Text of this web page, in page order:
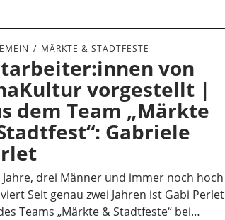
MÄRKTE & STADTFESTE
von
vorgestellt |
dem Team „Märkte
Gabriele
Jahre, drei Männer und immer noch hoch
Seit genau zwei Jahren ist Gabi Perlet
Teams „Märkte & Stadtfeste“ bei…